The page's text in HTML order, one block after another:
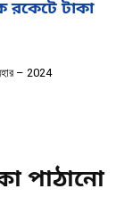
রকেটে টাকা
– 2024
পাঠানো